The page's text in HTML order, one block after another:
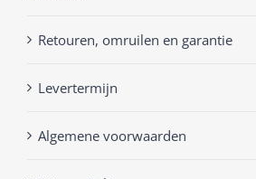
Retouren, omruilen en garantie
Levertermijn
Algemene voorwaarden